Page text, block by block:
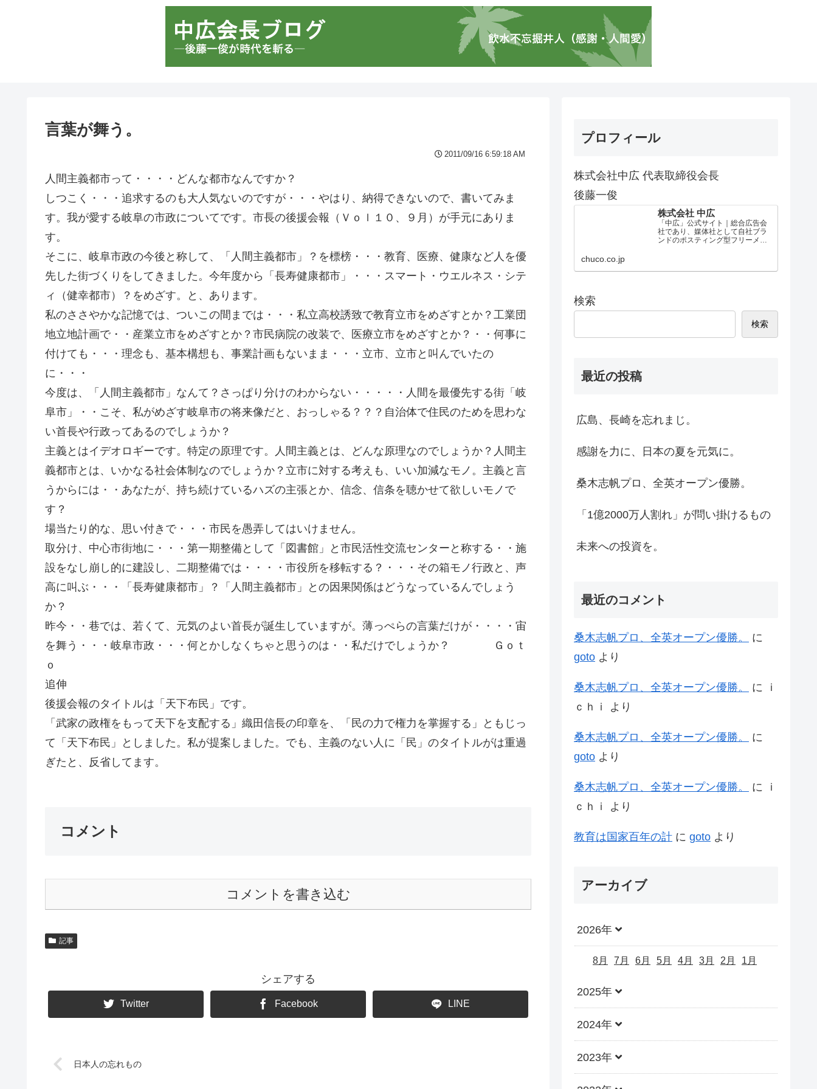
言葉が舞う。
2011/09/16 6:59:18 AM
人間主義都市って・・・・どんな都市なんですか？
しつこく・・・追求するのも大人気ないのですが・・・やはり、納得できないので、書いてみま
す。我が愛する岐阜の市政についてです。市長の後援会報（Ｖｏｌ１０、９月）が手元にありま
す。
そこに、岐阜市政の今後と称して、「人間主義都市」？を標榜・・・教育、医療、健康など人を優
先した街づくりをしてきました。今年度から「長寿健康都市」・・・スマート・ウエルネス・シテ
ィ（健幸都市）？をめざす。と、あります。
私のささやかな記憶では、ついこの間までは・・・私立高校誘致で教育立市をめざすとか？工業団
地立地計画で・・産業立市をめざすとか？市民病院の改装で、医療立市をめざすとか？・・何事に
付けても・・・理念も、基本構想も、事業計画もないまま・・・立市、立市と叫んでいたの
に・・・
今度は、「人間主義都市」なんて？さっぱり分けのわからない・・・・・人間を最優先する街「岐
阜市」・・こそ、私がめざす岐阜市の将来像だと、おっしゃる？？？自治体で住民のためを思わな
い首長や行政ってあるのでしょうか？
主義とはイデオロギーです。特定の原理です。人間主義とは、どんな原理なのでしょうか？人間主
義都市とは、いかなる社会体制なのでしょうか？立市に対する考えも、いい加減なモノ。主義と言
うからには・・あなたが、持ち続けているハズの主張とか、信念、信条を聴かせて欲しいモノで
す？
場当たり的な、思い付きで・・・市民を愚弄してはいけません。
取分け、中心市街地に・・・第一期整備として「図書館」と市民活性交流センターと称する・・施
設をなし崩し的に建設し、二期整備では・・・・市役所を移転する？・・・その箱モノ行政と、声
高に叫ぶ・・・「長寿健康都市」？「人間主義都市」との因果関係はどうなっているんでしょう
か？
昨今・・巷では、若くて、元気のよい首長が誕生していますが。薄っぺらの言葉だけが・・・・宙
を舞う・・・岐阜市政・・・何とかしなくちゃと思うのは・・私だけでしょうか？ Ｇｏｔ
ｏ
追伸
後援会報のタイトルは「天下布民」です。
「武家の政権をもって天下を支配する」織田信長の印章を、「民の力で権力を掌握する」ともじっ
て「天下布民」としました。私が提案しました。でも、主義のない人に「民」のタイトルがは重過
ぎたと、反省してます。
コメント
コメントを書き込む
記事
シェアする
Twitter Facebook LINE
日本人の忘れもの
プロフィール
株式会社中広 代表取締役会長
後藤一俊
株式会社 中広
「中広」公式サイト｜総合広告会
社であり、媒体社として自社ブラ
ンドのポスティング型フリーメデ
chuco.co.jp
検索
検索
最近の投稿
広島、長崎を忘れまじ。
感謝を力に、日本の夏を元気に。
桑木志帆プロ、全英オープン優勝。
「1億2000万人割れ」が問い掛けるもの
未来への投資を。
最近のコメント
桑木志帆プロ、全英オープン優勝。
に
goto より
桑木志帆プロ、全英オープン優勝。 に
ｉ
ｃｈｉ
より
桑木志帆プロ、全英オープン優勝。
に
goto より
桑木志帆プロ、全英オープン優勝。 に
ｉ
ｃｈｉ
より
教育は国家百年の計 に goto より
アーカイブ
2026年
8月 7月 6月 5月 4月 3月 2月 1月
2025年
2024年
2023年